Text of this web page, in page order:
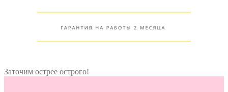
Заточим острее острого!